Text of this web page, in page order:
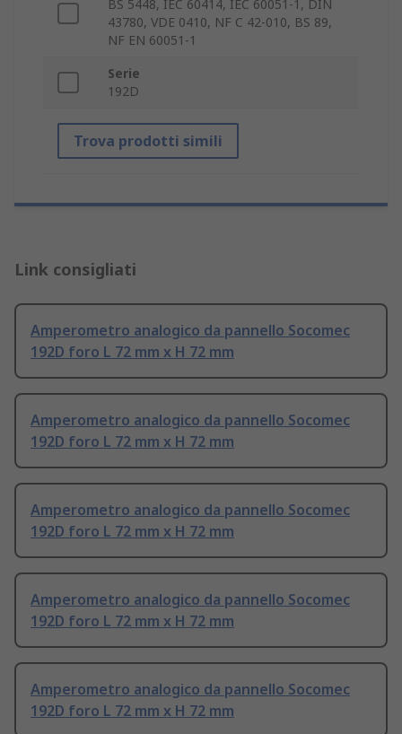
BS 5448, IEC 60414, IEC 60051-1, DIN
43780, VDE 0410, NF C 42-010, BS 89,
NF EN 60051-1
Serie
192D
Trova prodotti simili
Link consigliati
Amperometro analogico da pannello Socomec
192D foro L 72 mm x H 72 mm
Amperometro analogico da pannello Socomec
192D foro L 72 mm x H 72 mm
Amperometro analogico da pannello Socomec
192D foro L 72 mm x H 72 mm
Amperometro analogico da pannello Socomec
192D foro L 72 mm x H 72 mm
Amperometro analogico da pannello Socomec
192D foro L 72 mm x H 72 mm